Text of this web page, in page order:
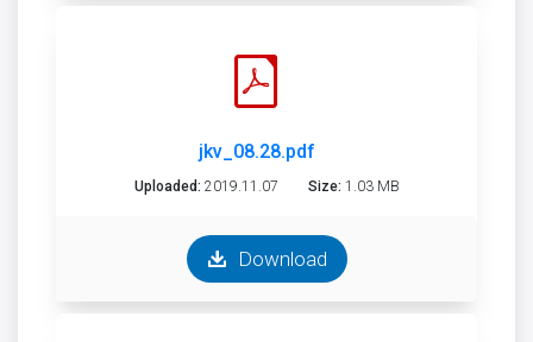
jkv_08.28.pdf
Uploaded: 2019.11.07 Size: 1.03 MB
Download